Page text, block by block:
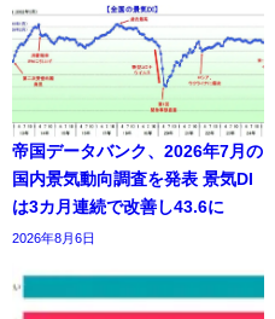
帝国データバンク、2026年7月の
国内景気動向調査を発表 景気DI
は3カ月連続で改善し43.6に
2026年8月6日